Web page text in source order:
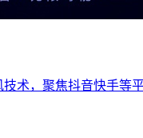
术，聚焦抖音快手